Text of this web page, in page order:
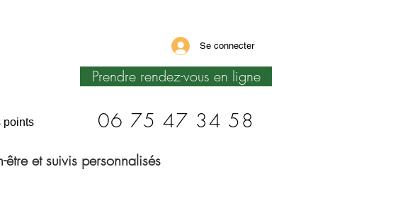
06 75 47 34 58
et suivis personnalisés
Prendre rendez-vous en ligne
Se connecter
points